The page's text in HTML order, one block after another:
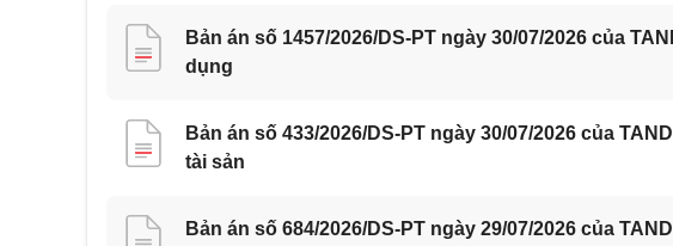
Bản án số 1457/2026/DS-PT ngày 30/07/2026 của
dụng
Bản án số 433/2026/DS-PT ngày 30/07/2026 của
tài sản
Bản án số 684/2026/DS-PT ngày 29/07/2026 của